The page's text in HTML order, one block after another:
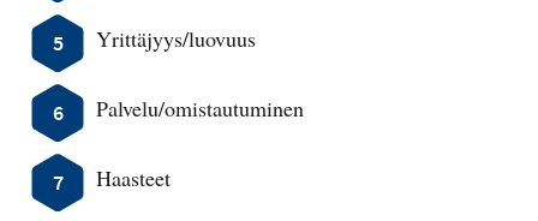
Yrittäjyys/luovuus
Palvelu/omistautuminen
Haasteet